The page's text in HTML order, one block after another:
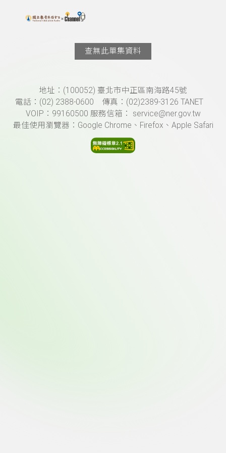
上方功能區塊
搜尋關鍵字：可輸入節目名稱、主持人或關鍵字
查無此單集資料
頁尾資訊地址：(100052) 臺北市中正區南海路45號
電話：(02) 2388-0600 傳真：(02)2389-3126 TANET
VOIP：99160500 服務信箱： service@ner.gov.tw
最佳使用瀏覽器：Google Chrome、Firefox、Apple Safari